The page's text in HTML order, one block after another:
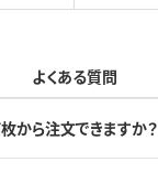
よくある質問
から注文できますか？